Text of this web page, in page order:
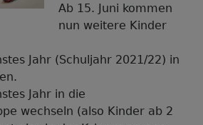
Ab 15. Juni kommen
nun weitere Kinder
Jahr (Schuljahr 2021/22) in
Jahr in die
wechseln (also Kinder ab 2